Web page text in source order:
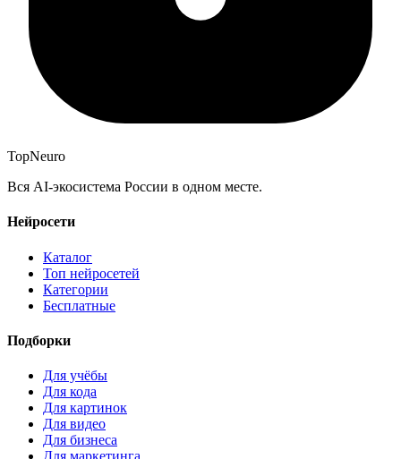
TopNeuro
Вся AI-экосистема России в одном месте.
Нейросети
Каталог
Топ нейросетей
Категории
Бесплатные
Подборки
Для учёбы
Для кода
Для картинок
Для видео
Для бизнеса